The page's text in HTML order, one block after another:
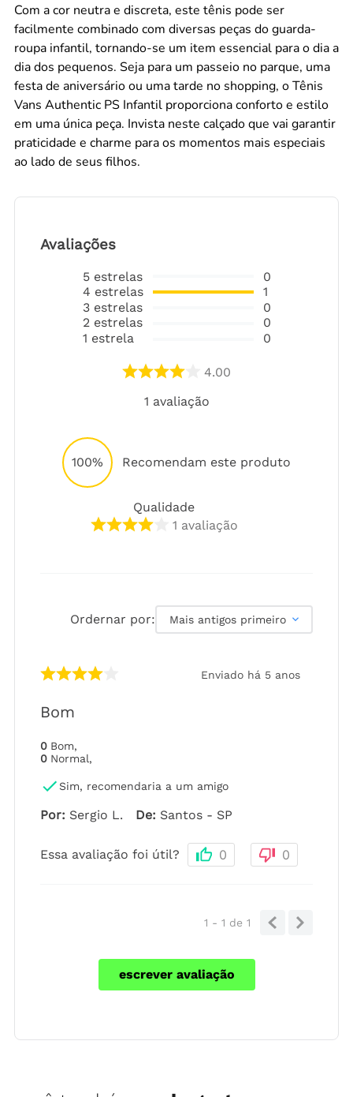
Com a cor neutra e discreta, este tênis pode ser
facilmente combinado com diversas peças do guarda-
roupa infantil, tornando-se um item essencial para o dia a
dia dos pequenos. Seja para um passeio no parque, uma
festa de aniversário ou uma tarde no shopping, o Tênis
Vans Authentic PS Infantil proporciona conforto e estilo
em uma única peça. Invista neste calçado que vai garantir
praticidade e charme para os momentos mais especiais
ao lado de seus filhos.
Avaliações
5 estrelas
4 estrelas
3 estrelas
2 estrelas
1 estrela
0
1
0
0
0
4.00
1 avaliação
100% Recomendam este produto
Qualidade
1 avaliação
Ordernar por: Mais antigos primeiro
Enviado há 5 anos
Bom
0 Bom,
0 Normal,
Sim, recomendaria a um amigo
Por: Sergio L. De: Santos - SP
Essa avaliação foi útil? 0 0
1 - 1 de 1
escrever avaliação